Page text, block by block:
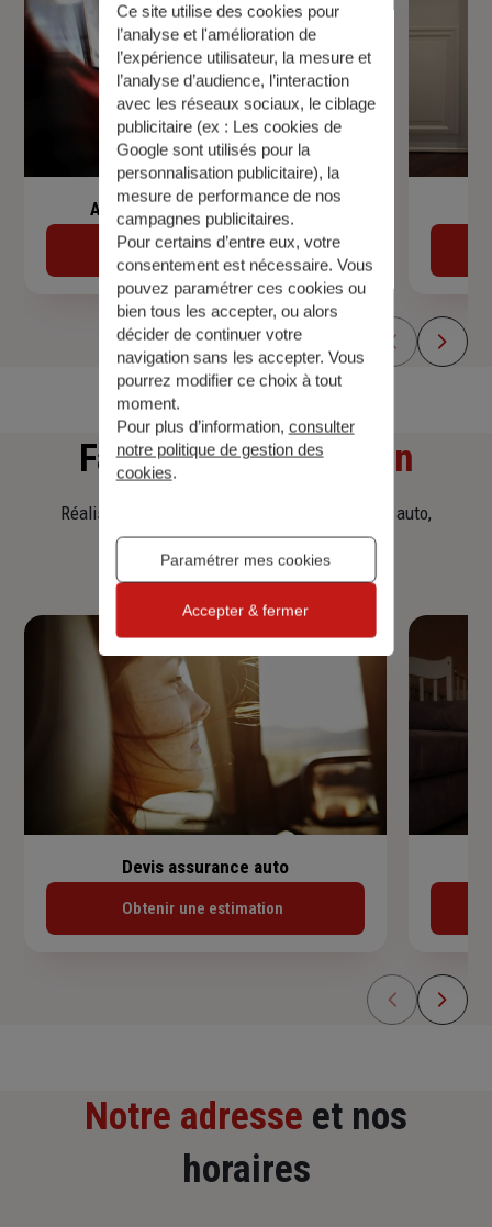
Assurance de prêt immobilier
Découvrir
Faitesune simulation
Réalisez une simulation tarifaire d'assurance, auto,
habitation, prêt immobilier.
Devis assurance auto
Obtenir une estimation
Notre adresse et nos
horaires
Ce site utilise des cookies pour
l’analyse et l'amélioration de
l’expérience utilisateur, la mesure et
l’analyse d’audience, l’interaction
avec les réseaux sociaux, le ciblage
publicitaire (ex : Les cookies de
Google sont utilisés pour la
personnalisation publicitaire), la
mesure de performance de nos
campagnes publicitaires.
Pour certains d’entre eux, votre
consentement est nécessaire. Vous
pouvez paramétrer ces cookies ou
bien tous les accepter, ou alors
décider de continuer votre
navigation sans les accepter. Vous
pourrez modifier ce choix à tout
moment.
Pour plus d’information, consulter
notre politique de gestion des
cookies.
Paramétrer mes cookies
Accepter & fermer